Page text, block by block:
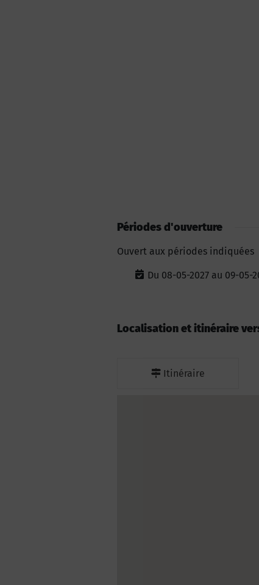
Périodes d'ouverture
Ouvert aux périodes indiquées
Du 08-05-2027 au 09-05-
Localisation et itinéraire
Itinéraire